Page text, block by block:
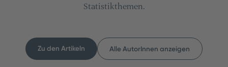
Statistikthemen.
Zu den Artikeln Alle AutorInnen anzeigen